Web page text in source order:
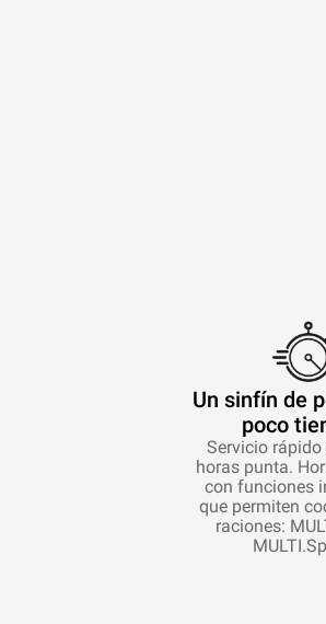
Un sinfín de
poco
Servicio
horas punta.
con funciones
que permiten
raciones: